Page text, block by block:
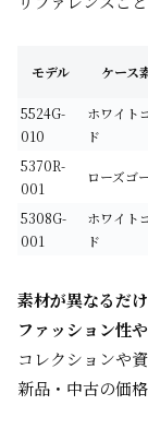
モデル ケース
5524G-
010
ホワイト
ド
5370R-
001
ローズゴ
5308G-
001
ホワイト
ド
素材が異なるだ
ファッション性
コレクションや
新品・中古の価